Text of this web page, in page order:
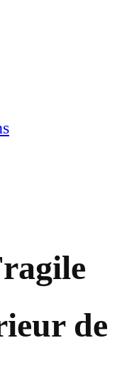
de